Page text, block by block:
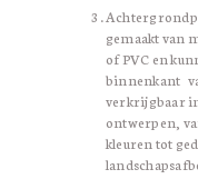
gemaakt van
of PVC en
binnenkant
verkrijgbaar
ontwerpen,
kleuren tot